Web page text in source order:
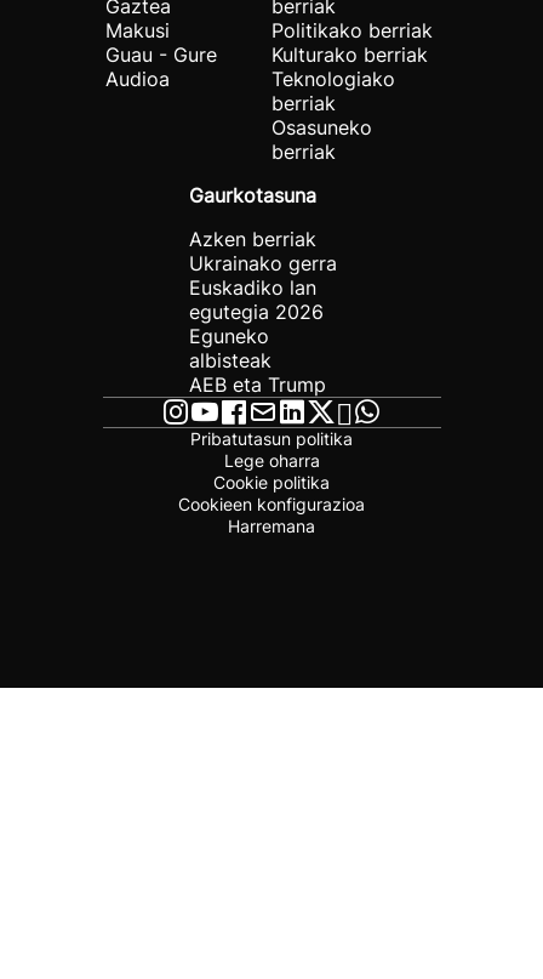
Gaztea
Makusi
Guau - Gure
Audioa
berriak
Politikako berriak
Kulturako berriak
Teknologiako
berriak
Osasuneko
berriak
Gaurkotasuna
Azken berriak
Ukrainako gerra
Euskadiko lan
egutegia 2026
Eguneko
albisteak
AEB eta Trump
Pribatutasun politika
Lege oharra
Cookie politika
Cookieen konfigurazioa
Harremana